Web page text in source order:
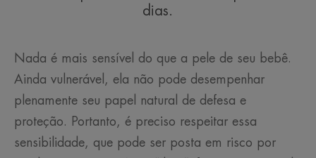
dias.
Nada é mais sensível do que a pele de seu bebê.
Ainda vulnerável, ela não pode desempenhar
plenamente seu papel natural de defesa e
proteção. Portanto, é preciso respeitar essa
sensibilidade, que pode ser posta em risco por